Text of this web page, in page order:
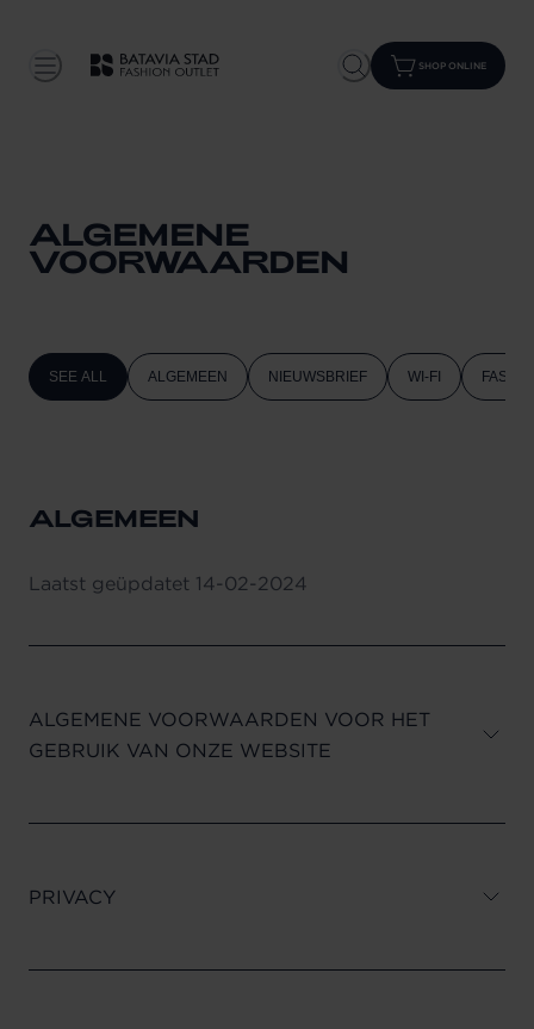
SHOP ONLINE
ALGEMENE
VOORWAARDEN
SEE ALL ALGEMEEN NIEUWSBRIEF WI-FI
ALGEMEEN
Laatst geüpdatet 14-02-2024
ALGEMENE VOORWAARDEN VOOR HET
GEBRUIK VAN ONZE WEBSITE
PRIVACY